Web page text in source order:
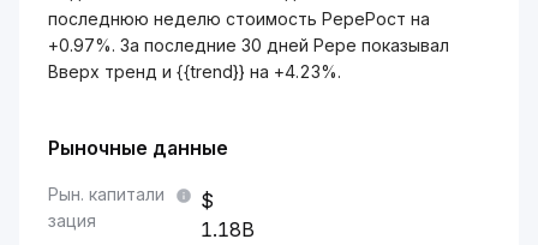
последнюю неделю стоимость PepeРост на
+0.97%. За последние 30 дней Pepe показывал
Вверх тренд и {{trend}} на +4.23%.
Рыночные данные
Рын. капитали
зация
1.18B